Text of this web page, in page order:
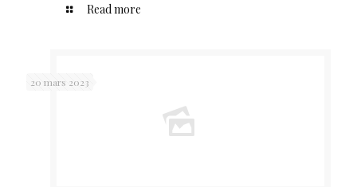
Read more
20 mars 2023